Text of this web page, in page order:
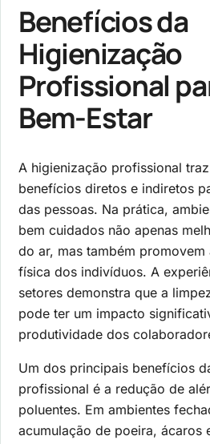
Benefícios da
Higienização
Profissional
Bem-Estar
A higienização profissional
benefícios diretos e indiretos
das pessoas. Na prática,
bem cuidados não apenas
do ar, mas também promovem
física dos indivíduos. A
setores demonstra que a
pode ter um impacto
produtividade dos
Um dos principais benefícios
profissional é a redução de
poluentes. Em ambientes
acumulação de poeira, ácaros